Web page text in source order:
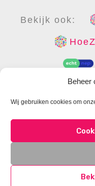
Beheer
Wij gebruiken cookies om
Bekijk ook:
CONTACT